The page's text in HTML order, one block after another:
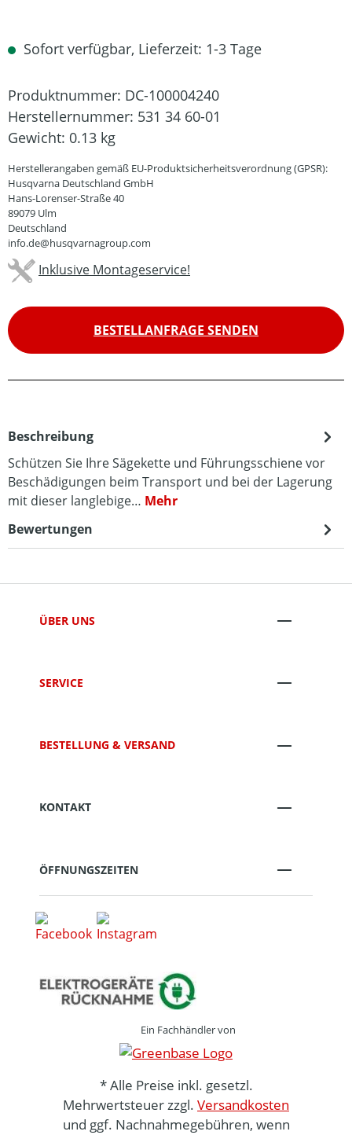
Sofort verfügbar, Lieferzeit: 1-3 Tage
Produktnummer: DC-100004240
Herstellernummer: 531 34 60-01
Gewicht: 0.13 kg
Herstellerangaben gemäß EU-Produktsicherheitsverordnung (GPSR):
Husqvarna Deutschland GmbH
Hans-Lorenser-Straße 40
89079 Ulm
Deutschland
info.de@husqvarnagroup.com
Inklusive Montageservice!
BESTELLANFRAGE SENDEN
Beschreibung
Schützen Sie Ihre Sägekette und Führungsschiene vor
Beschädigungen beim Transport und bei der Lagerung
mit dieser langlebige… Mehr
Bewertungen
ÜBER UNS
SERVICE
BESTELLUNG & VERSAND
KONTAKT
ÖFFNUNGSZEITEN
Ein Fachhändler von
* Alle Preise inkl. gesetzl.
Mehrwertsteuer zzgl. Versandkosten
und ggf. Nachnahmegebühren, wenn